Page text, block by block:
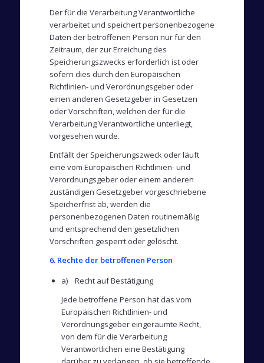
Der für die Verarbeitung Verantwortliche
verarbeitet und speichert personenbezogene
Daten der betroffenen Person nur für den
Zeitraum, der zur Erreichung des
Speicherungszwecks erforderlich ist oder
sofern dies durch den Europäischen
Richtlinien- und Verordnungsgeber oder
einen anderen Gesetzgeber in Gesetzen
oder Vorschriften, welchen der für die
Verarbeitung Verantwortliche unterliegt,
vorgesehen wurde.
Entfällt der Speicherungszweck oder läuft
eine vom Europäischen Richtlinien- und
Verordnungsgeber oder einem anderen
zuständigen Gesetzgeber vorgeschriebene
Speicherfrist ab, werden die
personenbezogenen Daten routinemäßig
und entsprechend den gesetzlichen
Vorschriften gesperrt oder gelöscht.
6. Rechte der betroffenen Person
a) Recht auf Bestätigung
Jede betroffene Person hat das vom
Europäischen Richtlinien- und
Verordnungsgeber eingeräumte Recht,
von dem für die Verarbeitung
Verantwortlichen eine Bestätigung